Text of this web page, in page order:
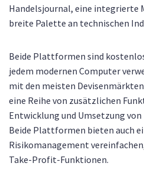
Handelsjournal, eine integrierte
breite Palette an technischen
Beide Plattformen sind
jedem modernen Computer
mit den meisten
eine Reihe von zusätzlichen
Entwicklung und Umsetzung
Beide Plattformen bieten auch
Risikomanagement
Take-Profit-Funktionen.